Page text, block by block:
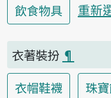
飲食物具
重新
衣著裝扮 ¶
衣帽鞋襪
珠